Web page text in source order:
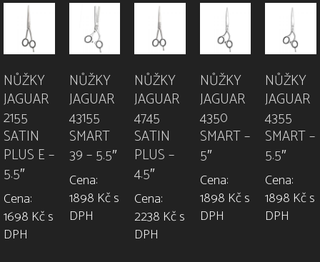
NŮŽKY
JAGUAR
2155
SATIN
PLUS E –
5.5″
Cena:
1698 Kč s
DPH
NŮŽKY
JAGUAR
43155
SMART
39 – 5.5″
Cena:
1898 Kč s
DPH
NŮŽKY
JAGUAR
4745
SATIN
PLUS –
4.5″
Cena:
2238 Kč s
DPH
NŮŽKY
JAGUAR
4350
SMART –
5″
Cena:
1898 Kč s
DPH
NŮŽKY
JAGUAR
4355
SMART –
5.5″
Cena:
1898 Kč s
DPH